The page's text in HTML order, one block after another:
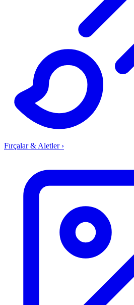
Fırçalar & Aletler ›